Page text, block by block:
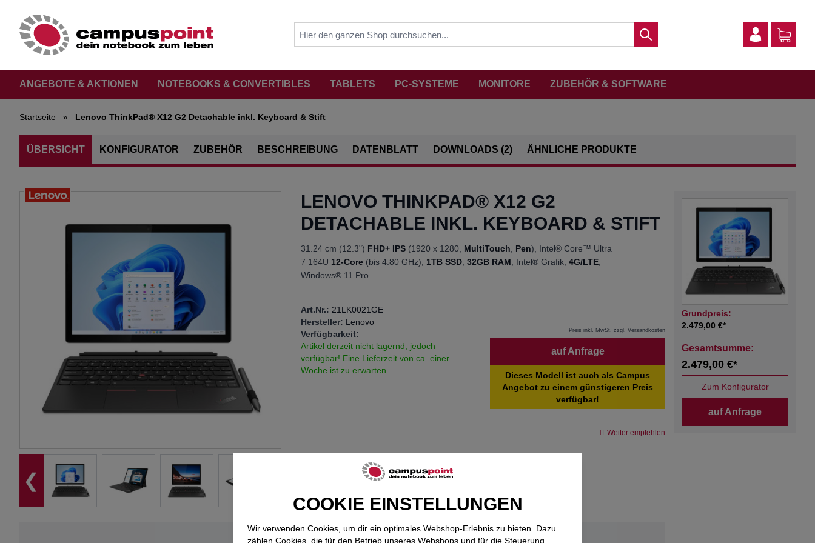
COOKIE EINSTELLUNGEN
Wir verwenden Cookies, um dir ein optimales Webshop-Erlebnis zu bieten. Dazu
zählen Cookies, die für den Betrieb unseres Webshops und für die Steuerung
ANGEBOTE & AKTIONEN NOTEBOOKS & CONVERTIBLES TABLETS PC-SYSTEME MONITORE ZUBEHÖR & SOFTWARE
Startseite » Lenovo ThinkPad® X12 G2 Detachable inkl. Keyboard & Stift
ÜBERSICHT KONFIGURATOR ZUBEHÖR BESCHREIBUNG DATENBLATT DOWNLOADS (2) ÄHNLICHE PRODUKTE
LENOVO THINKPAD® X12 G2
DETACHABLE INKL. KEYBOARD & STIFT
31.24 cm (12.3") FHD+ IPS (1920 x 1280, MultiTouch Pen), Intel® Core™ Ultra
7 164U 12-Core (bis 4.80 GHz), 1TB SSD, 32GB RAM , Intel® Grafik, 4G/LTE,
Windows® 11 Pro
Art.Nr.: 21LK0021GE
Hersteller: Lenovo
Verfügbarkeit:
Artikel derzeit nicht lagernd, jedoch
verfügbar! Eine Lieferzeit von ca. einer
Woche ist zu erwarten
Preis inkl. MwSt. zzgl. Versandkosten
auf Anfrage
Dieses Modell ist auch alsCampus
Angebot zu einem günstigeren Preis
verfügbar!
Weiter empfehlen
❮
Grundpreis:
2.479,00 €*
Gesamtsumme:
2.479,00 €*
Zum Konfigurator
auf Anfrage